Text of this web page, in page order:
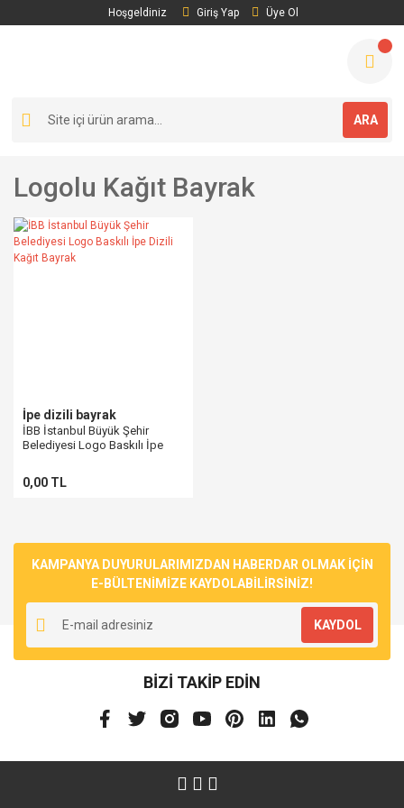
Hoşgeldiniz Giriş Yap Üye Ol
ARA
Logolu Kağıt Bayrak
İpe dizili bayrak
İBB İstanbul Büyük Şehir
Belediyesi Logo Baskılı İpe
0,00 TL
KAMPANYA DUYURULARIMIZDAN HABERDAR OLMAK İÇİN
E-BÜLTENİMİZE KAYDOLABİLİRSİNİZ!
KAYDOL
BİZİ TAKİP EDİN